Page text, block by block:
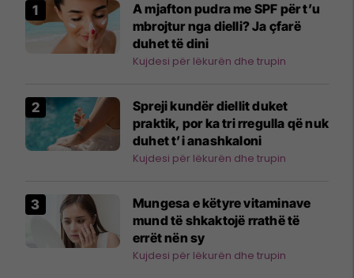
A mjafton pudra me SPF për t’u
mbrojtur nga dielli? Ja çfarë
duhet të dini
Kujdesi për lëkurën dhe trupin
Spreji kundër diellit duket
praktik, por ka tri rregulla që nuk
duhet t’i anashkaloni
Kujdesi për lëkurën dhe trupin
Mungesa e këtyre vitaminave
mund të shkaktojë rrathë të
errët nën sy
Kujdesi për lëkurën dhe trupin